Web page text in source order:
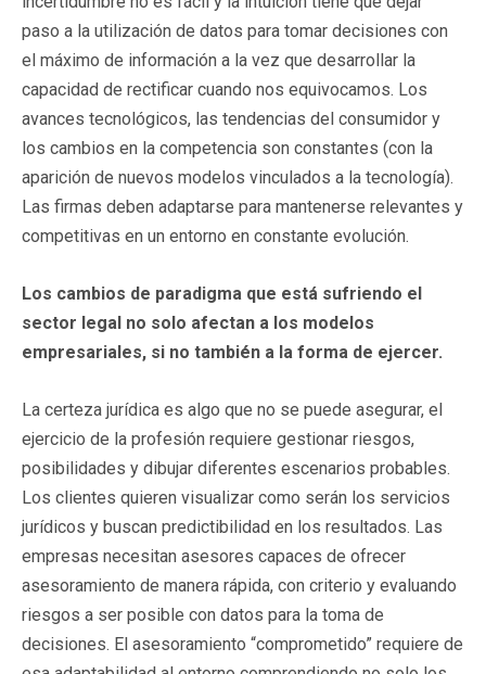
paso a la utilización de datos para tomar decisiones con
el máximo de información a la vez que desarrollar la
capacidad de rectificar cuando nos equivocamos. Los
avances tecnológicos, las tendencias del consumidor y
los cambios en la competencia son constantes (con la
aparición de nuevos modelos vinculados a la tecnología).
Las firmas deben adaptarse para mantenerse relevantes y
competitivas en un entorno en constante evolución.
Los cambios de paradigma que está sufriendo el
sector legal no solo afectan a los modelos
empresariales, si no también a la forma de ejercer.
La certeza jurídica es algo que no se puede asegurar, el
ejercicio de la profesión requiere gestionar riesgos,
posibilidades y dibujar diferentes escenarios probables.
Los clientes quieren visualizar como serán los servicios
jurídicos y buscan predictibilidad en los resultados. Las
empresas necesitan asesores capaces de ofrecer
asesoramiento de manera rápida, con criterio y evaluando
riesgos a ser posible con datos para la toma de
decisiones. El asesoramiento “comprometido” requiere de